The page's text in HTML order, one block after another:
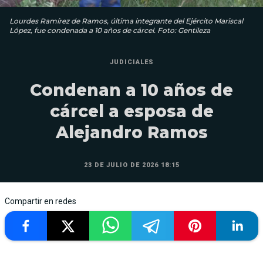
Lourdes Ramírez de Ramos, última integrante del Ejército Mariscal
López, fue condenada a 10 años de cárcel. Foto: Gentileza
JUDICIALES
Condenan a 10 años de
cárcel a esposa de
Alejandro Ramos
23 DE JULIO DE 2026 18:15
Compartir en redes